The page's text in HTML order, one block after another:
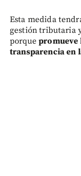
Esta medida
gestión tributaria
porquepromueve
transparencia en